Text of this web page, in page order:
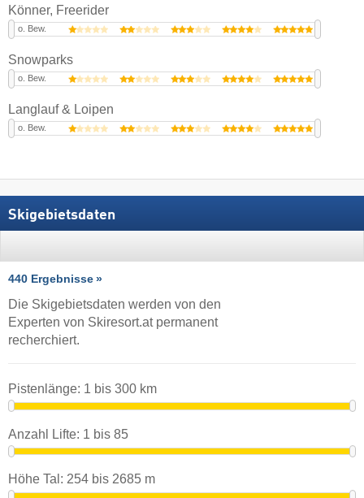
Könner, Freerider
o. Bew.
Snowparks
o. Bew.
Langlauf & Loipen
o. Bew.
Skigebietsdaten
440 Ergebnisse
Die Skigebietsdaten werden von den
Experten von Skiresort.at permanent
recherchiert.
Pistenlänge: 1 bis 300 km
Anzahl Lifte: 1 bis 85
Höhe Tal: 254 bis 2685 m